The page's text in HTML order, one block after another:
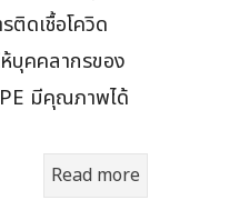
ติดเชื้อโควิด
บุคคลากรของ
มีคุณภาพได้
Read more